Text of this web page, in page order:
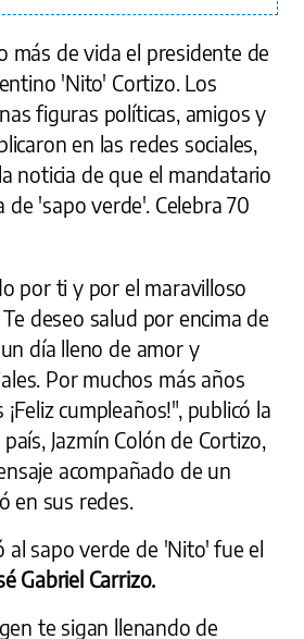
más de vida el presidente de
'Nito' Cortizo. Los
figuras políticas, amigos y
en las redes sociales,
noticia de que el mandatario
de 'sapo verde'. Celebra 70
por ti y por el maravilloso
deseo salud por encima de
día lleno de amor y
Por muchos más años
cumpleaños!", publicó la
Jazmín Colón de Cortizo,
acompañado de un
en sus redes.
al sapo verde de 'Nito' fue el
Gabriel Carrizo.
te sigan llenando de